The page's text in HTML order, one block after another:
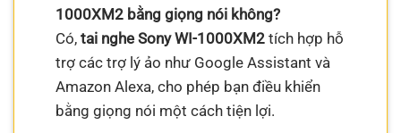
1000XM2 bằng giọng nói không?
Có,tai nghe Sony WI-1000XM2 tích hợp hỗ
trợ các trợ lý ảo như Google Assistant và
Amazon Alexa, cho phép bạn điều khiển
bằng giọng nói một cách tiện lợi.